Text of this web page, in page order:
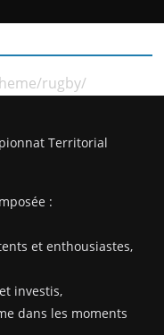
rugby/
Territorial
:
et enthousiastes,
investis,
dans les moments